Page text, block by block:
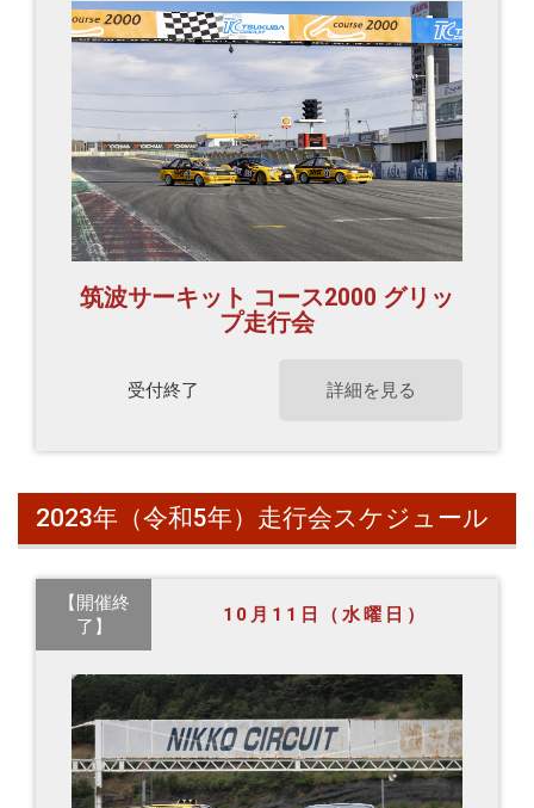
筑波サーキット コース2000 グリッ
プ走行会
受付終了 詳細を見る
2023年（令和5年）走行会スケジュール
【開催終
了】
10月11日（水曜日）